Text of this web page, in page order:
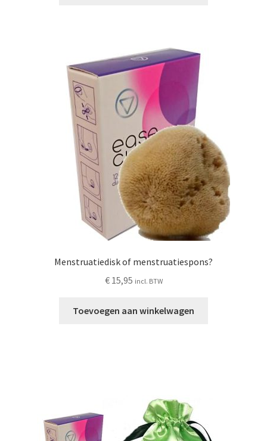
Menstruatiedisk of menstruatiespons?
€15,95 incl. BTW
Toevoegen aan winkelwagen